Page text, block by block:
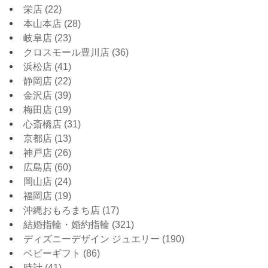
栄店 (22)
本山本店 (28)
岐阜店 (23)
クロスモール豊川店 (36)
浜松店 (41)
静岡店 (22)
金沢店 (39)
梅田店 (19)
心斎橋店 (31)
京都店 (13)
神戸店 (26)
広島店 (60)
岡山店 (24)
福岡店 (19)
沖縄おもろまち店 (17)
結婚指輪・婚約指輪 (321)
ディズニーデザイン ジュエリー (190)
ベビーギフト (86)